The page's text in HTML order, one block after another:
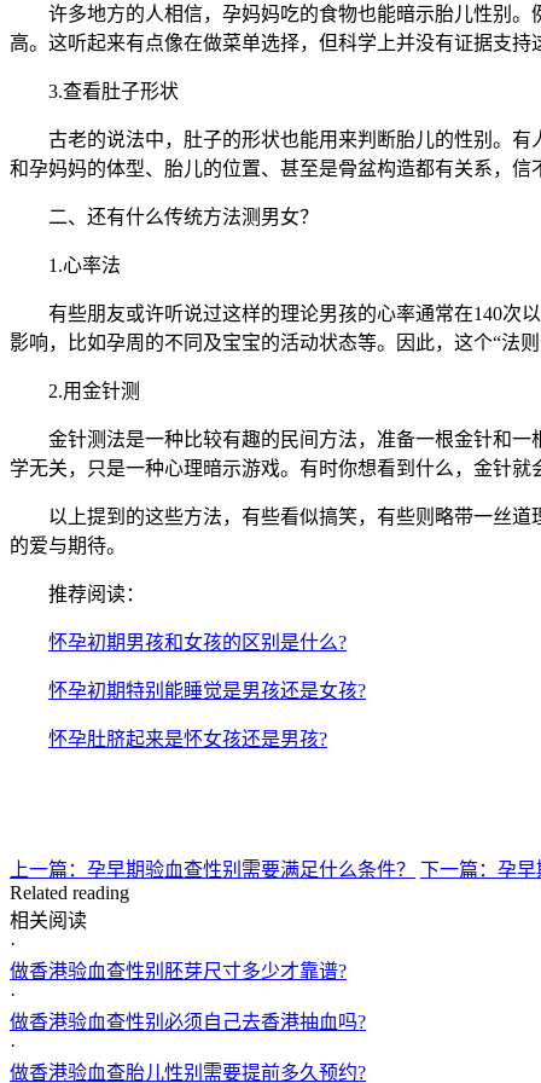
许多地方的人相信，孕妈妈吃的食物也能暗示胎儿性别。
高。这听起来有点像在做菜单选择，但科学上并没有证据支
3.查看肚子形状
古老的说法中，肚子的形状也能用来判断胎儿的性别。有
和孕妈妈的体型、胎儿的位置、甚至是骨盆构造都有关系，信
二、还有什么传统方法测男女？
1.心率法
有些朋友或许听说过这样的理论男孩的心率通常在140次以
影响，比如孕周的不同及宝宝的活动状态等。因此，这个“法
2.用金针测
金针测法是一种比较有趣的民间方法，准备一根金针和一
学无关，只是一种心理暗示游戏。有时你想看到什么，金针就
以上提到的这些方法，有些看似搞笑，有些则略带一丝道
的爱与期待。
推荐阅读：
怀孕初期男孩和女孩的区别是什么?
怀孕初期特别能睡觉是男孩还是女孩?
怀孕肚脐起来是怀女孩还是男孩?
上一篇：孕早期验血查性别需要满足什么条件？
下一篇：孕
Related reading
相关阅读
·
做香港验血查性别胚芽尺寸多少才靠谱?
·
做香港验血查性别必须自己去香港抽血吗?
·
做香港验血查胎儿性别需要提前多久预约?